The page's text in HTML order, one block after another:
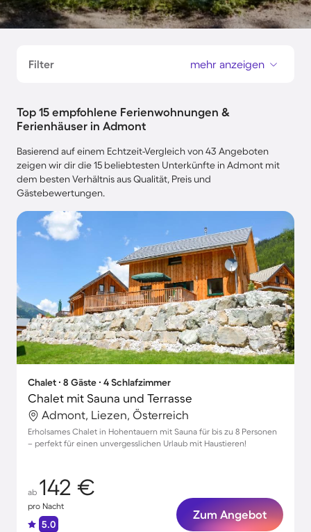
Filter mehr anzeigen
Top 15 empfohlene Ferienwohnungen &
Ferienhäuser in Admont
Basierend auf einem Echtzeit-Vergleich von 43 Angeboten
zeigen wir dir die 15 beliebtesten Unterkünfte in Admont mit
dem besten Verhältnis aus Qualität, Preis und
Gästebewertungen.
Chalet ∙ 8 Gäste ∙ 4 Schlafzimmer
Chalet mit Sauna und Terrasse
Admont, Liezen, Österreich
Erholsames Chalet in Hohentauern mit Sauna für bis zu 8 Personen
– perfekt für einen unvergesslichen Urlaub mit Haustieren!
ab 142 €
pro Nacht
5.0
Zum Angebot